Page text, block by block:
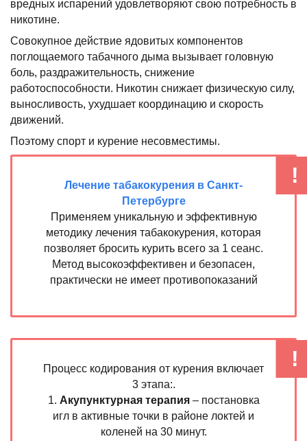
вредных испарений удовлетворяют свою потребность в
никотине.
Совокупное действие ядовитых компонентов
поглощаемого табачного дыма вызывает головную
боль, раздражительность, снижение
работоспособности. Никотин снижает физическую силу,
выносливость, ухудшает координацию и скорость
движений.
Поэтому спорт и курение несовместимы.
Лечение табакокурения в Санкт-
Петербурге
Применяем уникальную и эффективную
методику лечения табакокурения, которая
позволяет бросить курить всего за 1 сеанс.
Метод высокоэффективен и безопасен,
практически не имеет противопоказаний
Процесс кодирования от курения включает
3 этапа:.
1. Акупунктурная терапия– постановка
игл в активные точки в районе локтей и
коленей на 30 минут.